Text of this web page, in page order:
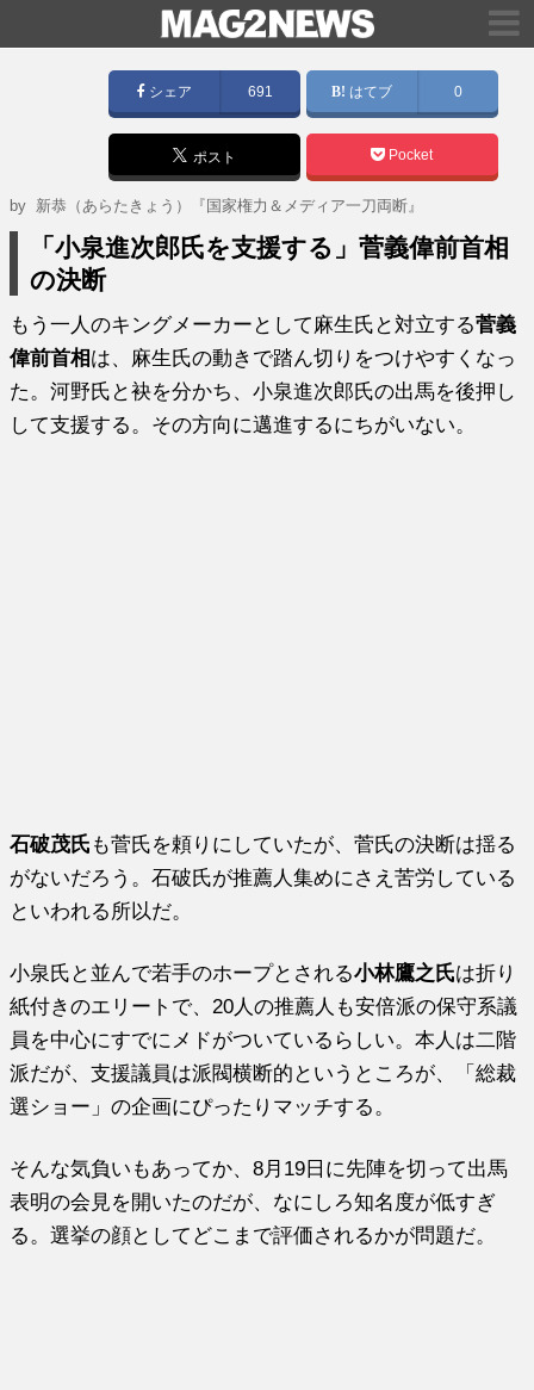
シェア 691 はてブ 0
ポスト Pocket
by 新恭（あらたきょう）『国家権力＆メディア一刀両断』
「小泉進次郎氏を支援する」菅義偉前首相
の決断
もう一人のキングメーカーとして麻生氏と対立する菅義
偉前首相は、麻生氏の動きで踏ん切りをつけやすくなっ
た。河野氏と袂を分かち、小泉進次郎氏の出馬を後押し
して支援する。その方向に邁進するにちがいない。
石破茂氏 も菅氏を頼りにしていたが、菅氏の決断は揺る
がないだろう。石破氏が推薦人集めにさえ苦労している
といわれる所以だ。
小泉氏と並んで若手のホープとされる小林鷹之氏は折り
紙付きのエリートで、20人の推薦人も安倍派の保守系議
員を中心にすでにメドがついているらしい。本人は二階
派だが、支援議員は派閥横断的というところが、「総裁
選ショー」の企画にぴったりマッチする。
そんな気負いもあってか、8月19日に先陣を切って出馬
表明の会見を開いたのだが、なにしろ知名度が低すぎ
る。選挙の顔としてどこまで評価されるかが問題だ。